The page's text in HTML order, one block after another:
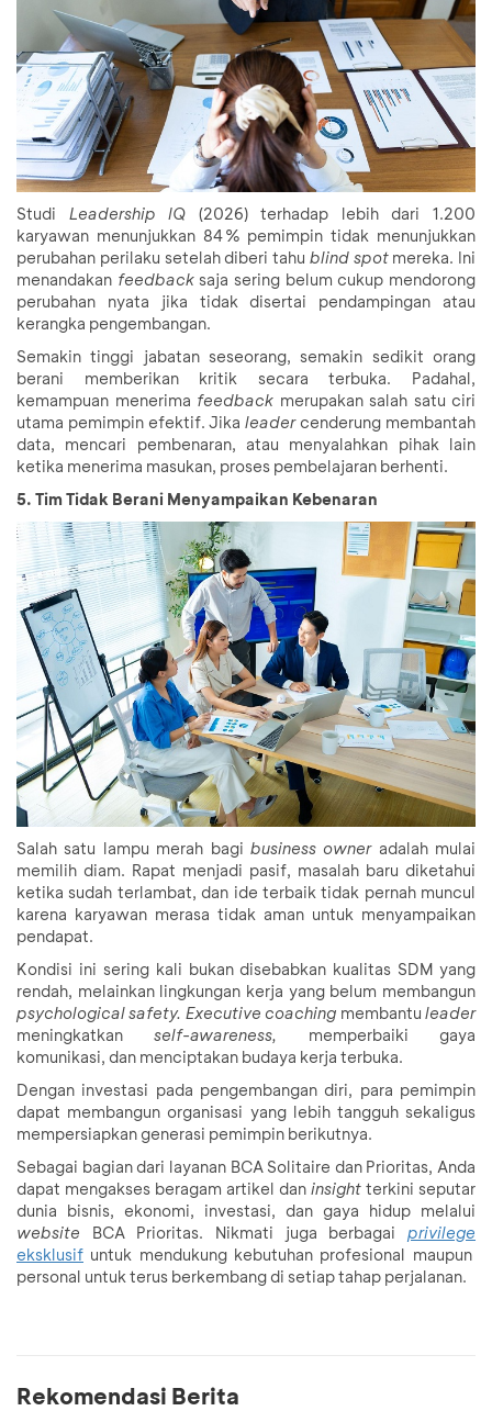
Studi Leadership IQ (2026) terhadap lebih dari 1.200
karyawan menunjukkan 84 % pemimpin tidak menunjukkan
perubahan perilaku setelah diberi tahu blind spot mereka. Ini
menandakan feedbacksaja sering belum cukup mendorong
perubahan nyata jika tidak disertai pendampingan atau
kerangka pengembangan.
Semakin tinggi jabatan seseorang, semakin sedikit orang
berani memberikan kritik secara terbuka. Padahal,
kemampuan menerima feedback merupakan salah satu ciri
utama pemimpin efektif. Jikaleader cenderung membantah
data, mencari pembenaran, atau menyalahkan pihak lain
ketika menerima masukan, proses pembelajaran berhenti.
5. Tim Tidak Berani Menyampaikan Kebenaran
Salah satu lampu merah bagi business owner adalah mulai
memilih diam. Rapat menjadi pasif, masalah baru diketahui
ketika sudah terlambat, dan ide terbaik tidak pernah muncul
karena karyawan merasa tidak aman untuk menyampaikan
pendapat.
Kondisi ini sering kali bukan disebabkan kualitas SDM yang
rendah, melainkan lingkungan kerja yang belum membangun
psychological safety. Executive coaching membantuleader
meningkatkanself-awareness, memperbaiki gaya
komunikasi, dan menciptakan budaya kerja terbuka.
Dengan investasi pada pengembangan diri, para pemimpin
dapat membangun organisasi yang lebih tangguh sekaligus
mempersiapkan generasi pemimpin berikutnya.
Sebagai bagian dari layanan BCA Solitaire dan Prioritas, Anda
dapat mengakses beragam artikel dan insight terkini seputar
dunia bisnis, ekonomi, investasi, dan gaya hidup melalui
website BCA Prioritas. Nikmati juga berbagaiprivilege
eksklusif untuk mendukung kebutuhan profesional maupun
personal untuk terus berkembang di setiap tahap perjalanan.
Rekomendasi Berita